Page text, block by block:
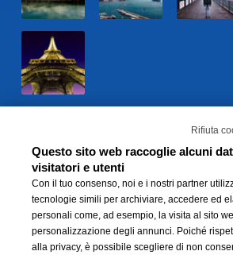
BWH Hotels Italia S.C.p.A. - Società Benefit - via
P.IVA 06865290156 -Modifica preferenze Cookie-
Rifiuta
Questo sito web raccoglie alcuni
visitatori e utenti
Con il tuo consenso, noi e i nostri partner
tecnologie simili per archiviare, accedere ed
personali come, ad esempio, la visita al sito
personalizzazione degli annunci. Poiché
alla privacy, è possibile scegliere di non